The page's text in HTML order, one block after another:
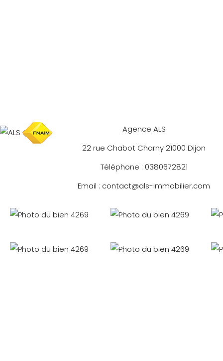
Agence ALS
22 rue Chabot Charny 21000 Dijon
Téléphone : 0380672821
Email : contact@als-immobilier.com